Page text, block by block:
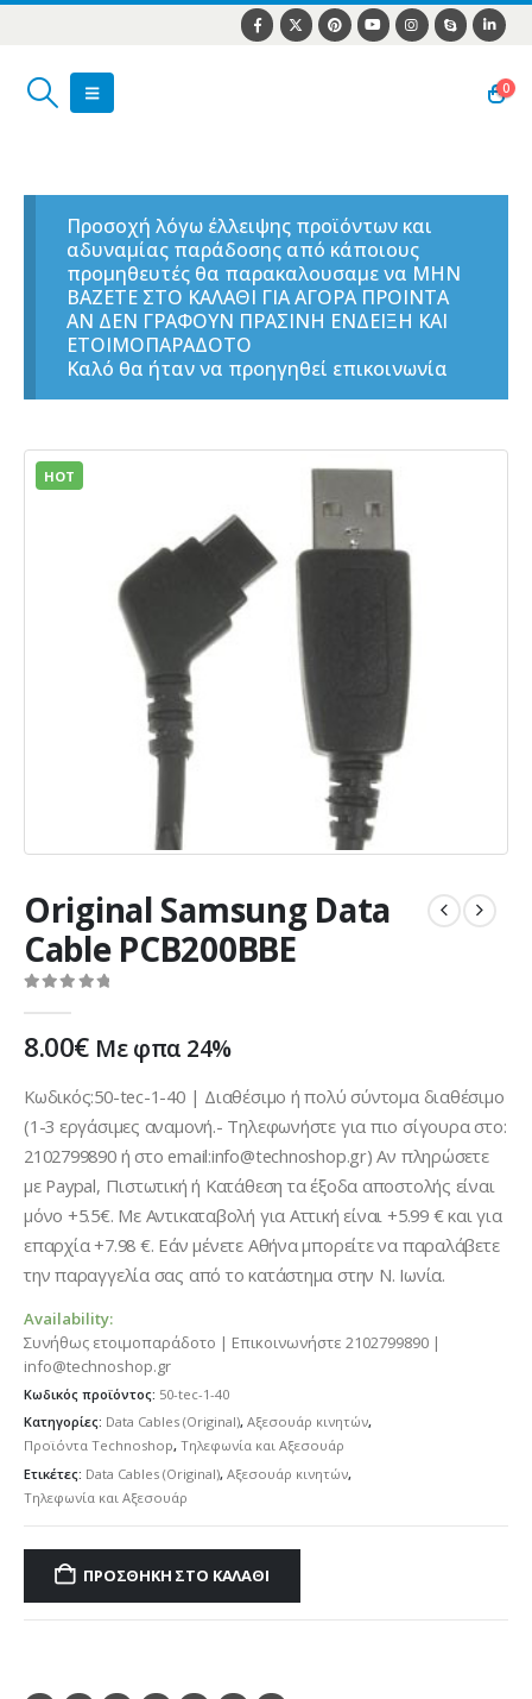
0
Προσοχή λόγω έλλειψης προϊόντων και
αδυναμίας παράδοσης από κάποιους
προμηθευτές θα παρακαλουσαμε να ΜΗΝ
ΒΑΖΕΤΕ ΣΤΟ ΚΑΛΑΘΙ ΓΙΑ ΑΓΟΡΑ ΠΡΟΙΝΤΑ
ΑΝ ΔΕΝ ΓΡΑΦΟΥΝ ΠΡΑΣΙΝΗ ΕΝΔΕΙΞΗ ΚΑΙ
ΕΤΟΙΜΟΠΑΡΑΔΟΤΟ
Καλό θα ήταν να προηγηθεί επικοινωνία
HOT
Original Samsung Data
Cable PCB200BBE
8.00€ Με φπα 24%
Κωδικός:50-tec-1-40 | Διαθέσιμο ή πολύ σύντομα διαθέσιμο
(1-3 εργάσιμες αναμονή.- Τηλεφωνήστε για πιο σίγουρα στο:
2102799890 ή στο email:info@technoshop.gr) Αν πληρώσετε
με Paypal, Πιστωτική ή Κατάθεση τα έξοδα αποστολής είναι
μόνο +5.5€. Με Αντικαταβολή για Αττική είναι +5.99 € και για
επαρχία +7.98 €. Εάν μένετε Αθήνα μπορείτε να παραλάβετε
την παραγγελία σας από το κατάστημα στην Ν. Ιωνία.
Availability:
Συνήθως ετοιμοπαράδοτο | Επικοινωνήστε 2102799890 |
info@technoshop.gr
Κωδικός προϊόντος: 50-tec-1-40
Κατηγορίες: Data Cables (Original), Αξεσουάρ κινητών,
Προϊόντα Technoshop, Τηλεφωνία και Αξεσουάρ
Ετικέτες: Data Cables (Original), Αξεσουάρ κινητών,
Τηλεφωνία και Αξεσουάρ
ΠΡΟΣΘΉΚΗ ΣΤΟ ΚΑΛΆΘΙ